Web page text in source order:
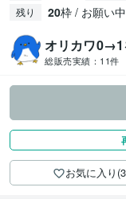
残り 20枠 / お願い中
オリカワ0→1
総販売実績： 11件
お気に入り